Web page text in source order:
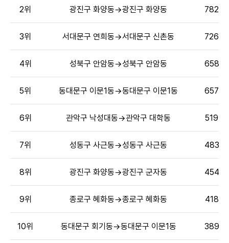
2위 광진구 화양동→광진구 화양동 782명
3위 서대문구 연희동→서대문구 신촌동 726명
4위 성북구 안암동→성북구 안암동 658명
5위 동대문구 이문1동→동대문구 이문1동 657명
6위 관악구 낙성대동→관악구 대학동 519명
7위 성동구 사근동→성동구 사근동 483명
8위 광진구 화양동→광진구 군자동 454명
9위 종로구 혜화동→종로구 혜화동 418명
10위 동대문구 회기동→동대문구 이문1동 389명